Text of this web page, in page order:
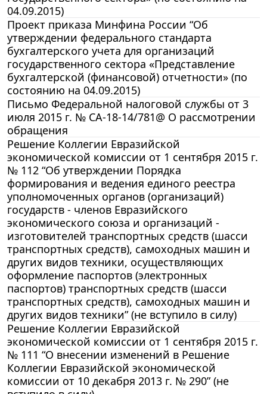
04.09.2015)
Проект приказа Минфина России “Об
утверждении федерального стандарта
бухгалтерского учета для организаций
государственного сектора «Представление
бухгалтерской (финансовой) отчетности» (по
состоянию на 04.09.2015)
Письмо Федеральной налоговой службы от 3
июля 2015 г. № СА-18-14/781@ О рассмотрении
обращения
Решение Коллегии Евразийской
экономической комиссии от 1 сентября 2015 г.
№ 112 “Об утверждении Порядка
формирования и ведения единого реестра
уполномоченных органов (организаций)
государств - членов Евразийского
экономического союза и организаций -
изготовителей транспортных средств (шасси
транспортных средств), самоходных машин и
других видов техники, осуществляющих
оформление паспортов (электронных
паспортов) транспортных средств (шасси
транспортных средств), самоходных машин и
других видов техники” (не вступило в силу)
Решение Коллегии Евразийской
экономической комиссии от 1 сентября 2015 г.
№ 111 “О внесении изменений в Решение
Коллегии Евразийской экономической
комиссии от 10 декабря 2013 г. № 290” (не